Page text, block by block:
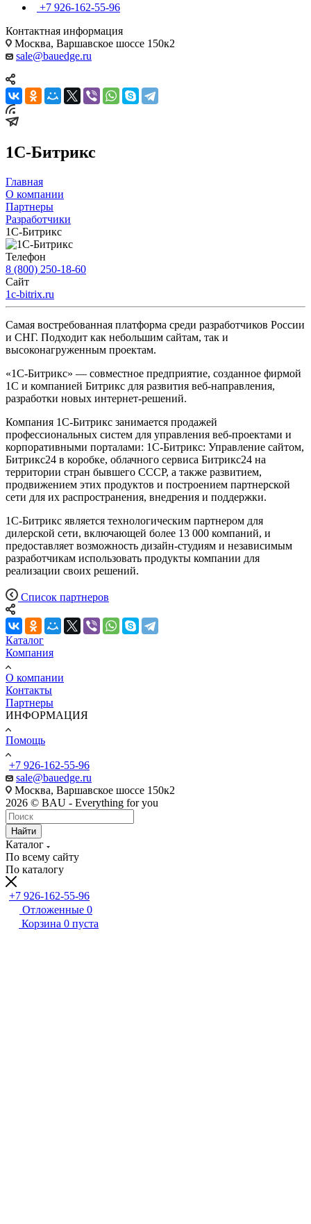
+7 926-162-55-96
Контактная информация
Москва, Варшавское шоссе 150к2
sale@bauedge.ru
1C-Битрикс
Главная
О компании
Партнеры
Разработчики
1C-Битрикс
Телефон
8 (800) 250-18-60
Сайт
1c-bitrix.ru
Cамая востребованная платформа среди разработчиков России
и СНГ. Подходит как небольшим сайтам, так и
высоконагруженным проектам.
«1С-Битрикс» — совместное предприятие, созданное фирмой
1С и компанией Битрикс для развития веб-направления,
разработки новых интернет-решений.
Компания 1С-Битрикс занимается продажей
профессиональных систем для управления веб-проектами и
корпоративными порталами: 1С-Битрикс: Управление сайтом,
Битрикс24 в коробке, облачного сервиса Битрикс24 на
территории стран бывшего СССР, а также развитием,
продвижением этих продуктов и построением партнерской
сети для их распространения, внедрения и поддержки.
1С-Битрикс является технологическим партнером для
дилерской сети, включающей более 13 000 компаний, и
предоставляет возможность дизайн-студиям и независимым
разработчикам использовать продукты компании для
реализации своих решений.
Список партнеров
Каталог
Компания
О компании
Контакты
Партнеры
ИНФОРМАЦИЯ
Помощь
+7 926-162-55-96
sale@bauedge.ru
Москва, Варшавское шоссе 150к2
2026 © BAU - Everything for you
Найти
Каталог
По всему сайту
По каталогу
+7 926-162-55-96
Отложенные 0
Корзина 0 пуста